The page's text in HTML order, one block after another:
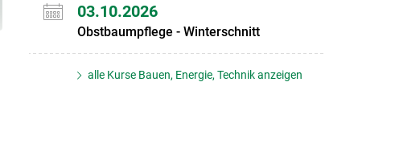
03.10.2026
Obstbaumpflege - Winterschnitt
alle Kurse Bauen, Energie, Technik anzeigen